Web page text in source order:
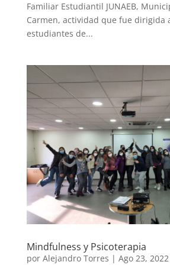
Familiar Estudiantil JUNAEB,
Carmen, actividad que fue dirigida
estudiantes de...
Mindfulness y Psicoterapia
por Alejandro Torres | Ago 23, 2022